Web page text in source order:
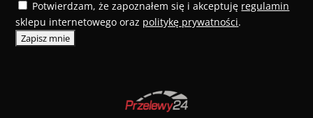
Potwierdzam, że zapoznałem się i akceptuję regulamin
sklepu internetowego oraz politykę prywatności.